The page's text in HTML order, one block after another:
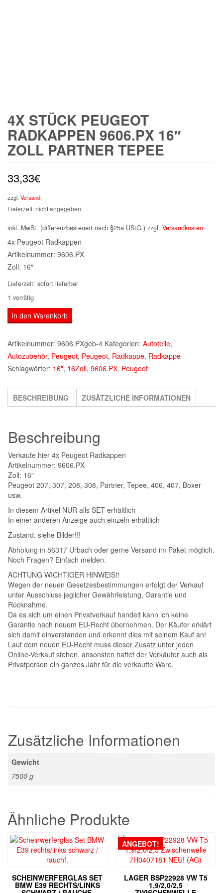
4X STÜCK PEUGEOT
RADKAPPEN 9606.PX 16″
ZOLL PARTNER TEPEE
33,33€
zzgl. Versand
Lieferzeit: nicht angegeben
inkl. MwSt. (differenzbesteuert nach §25a UStG.) zzgl. Versandkosten
4x Peugeot Radkappen
Artikelnummer: 9606.PX
Zoll: 16″
Lieferzeit: sofort lieferbar
1 vorrätig
4x
Stück
Peugeot
Radkappen
9606.PX
Zoll
Partner
In den Warenkorb
Artikelnummer: 9606.PXgeb-4 Kategorien: Autoteile,
Autozubehör, Peugeot, Peugeot, Radkappe, Radkappe
Schlagwörter: 16", 16Zoll, 9606.PX, Peugeot
BESCHREIBUNG ZUSÄTZLICHE INFORMATIONEN
Beschreibung
Verkaufe hier 4x Peugeot Radkappen
Artikelnummer: 9606.PX
Zoll: 16″
Peugeot 207, 307, 208, 308, Partner, Tepee, 406, 407, Boxer
usw.
In diesem Artikel NUR alls SET erhältlich
In einer anderen Anzeige auch einzeln erhältlich
Zustand: siehe Bilder!!!
Abholung in 56317 Urbach oder gerne Versand im Paket möglich.
Noch Fragen? Einfach melden.
ACHTUNG WICHTIGER HINWEIS!!
Wegen der neuen Gesetzesbestimmungen erfolgt der Verkauf
unter Ausschluss jeglicher Gewährleistung, Garantie und
Rücknahme.
Da es sich um einen Privatverkauf handelt kann ich keine
Garantie nach neuem EU-Recht übernehmen. Der Käufer erklärt
sich damit einverstanden und erkennt dies mit seinem Kauf an!
Laut dem neuen EU-Recht muss dieser Zusatz unter jeden
Online-Verkauf stehen, ansonsten haftet der Verkäufer auch als
Privatperson ein ganzes Jahr für die verkaufte Ware.
Zusätzliche Informationen
Gewicht
7500 g
Ähnliche Produkte
SCHEINWERFERGLAS SET
BMW E39 RECHTS/LINKS
ANGEBOT!
LAGER BSP22928 VW T5
1,9/2,0/2,5